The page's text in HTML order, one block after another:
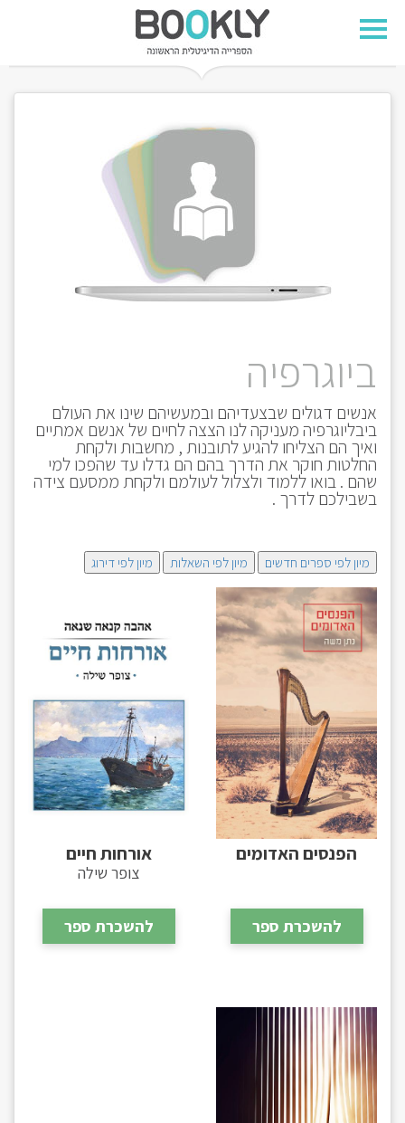
ביוגרפיה
אנשים דגולים שבצעדיהם ובמעשיהם שינו את העולם
ביבליוגרפיה מעניקה לנו הצצה לחיים של אנשם אמתיים
ואיך הם הצליחו להגיע לתובנות , מחשבות ולקחת
החלטות חוקר את הדרך בהם הם גדלו עד שהפכו למי
שהם . בואו ללמוד ולצלול לעולמם ולקחת ממסעם צידה
בשבילכם לדרך .
מיון לפי ספרים חדשים מיון לפי השאלות מיון לפי דירוג
הפנסים האדומים
להשכרת ספר
אורחות חיים
צופר שילה
להשכרת ספר